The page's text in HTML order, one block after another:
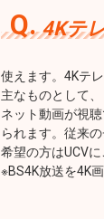
4Kテ
使えます。4Kテ
主なものとして
ネット動画が視
られます。従来
希望の方はUCVに
※BS4K放送を4K